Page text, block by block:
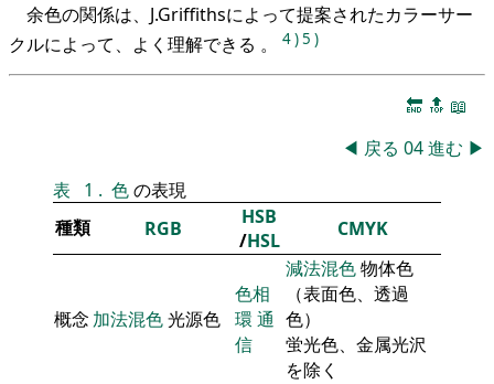
余色の関係は、J.Griffithsによって提案されたカラーサー
クルによって、よく理解できる 。
4)5 )
🔚 🔝 📖
◀ 戻る 04進む ▶
表
1 . 色の表現
種類
RGB
HSB
/HSL CMYK
概念 加法混色光源色
色相
環 通
信
減法混色物体色
（表面色、透過
色）
蛍光色、金属光沢
を除く